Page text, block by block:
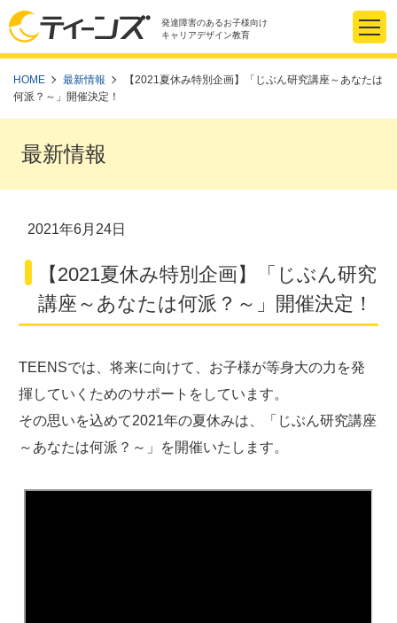
発達障害のあるお子様向け
キャリアデザイン教育
HOME 最新情報
【2021夏休み特別企画】「じぶん研究講座～あなたは
何派？～」開催決定！
最新情報
2021年6月24日
【2021夏休み特別企画】「じぶん研究
講座～あなたは何派？～」開催決定！
TEENSでは、将来に向けて、お子様が等身大の力を発
揮していくためのサポートをしています。
その思いを込めて2021年の夏休みは、「じぶん研究講座
～あなたは何派？～」を開催いたします。